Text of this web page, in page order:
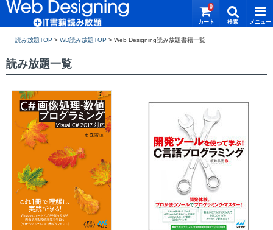
読み放題TOP > WD読み放題TOP >
0
読み放題一覧